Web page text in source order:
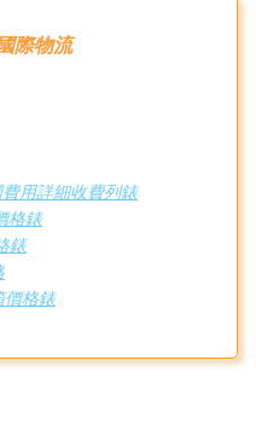
際物流
用詳細收費列錶
格錶
錶
價格錶